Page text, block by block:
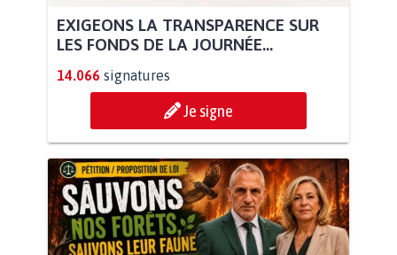
EXIGEONS LA TRANSPARENCE SUR
LES FONDS DE LA JOURNÉE...
14.066 signatures
Je signe